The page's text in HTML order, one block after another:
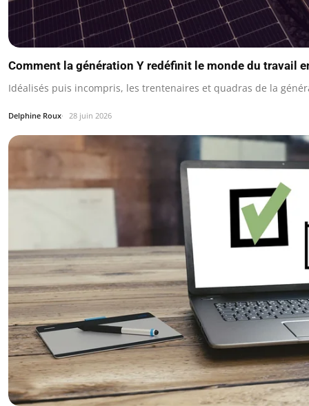
Comment la génération Y redéfinit le monde du travail
Idéalisés puis incompris, les trentenaires et quadras de la
Delphine Roux 28 juin 2026